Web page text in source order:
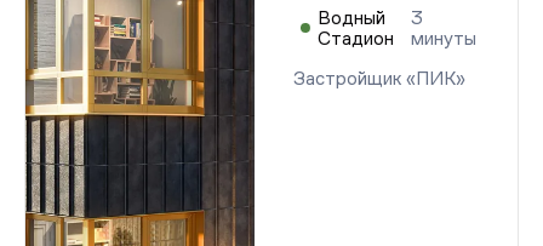
Водный
Стадион
3
минуты
Застройщик «ПИК»